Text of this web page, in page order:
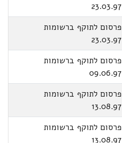
23.03.97
פרסום לתוקף ברשומות
23.03.97
פרסום לתוקף ברשומות
09.06.97
פרסום לתוקף ברשומות
13.08.97
פרסום לתוקף ברשומות
13.08.97